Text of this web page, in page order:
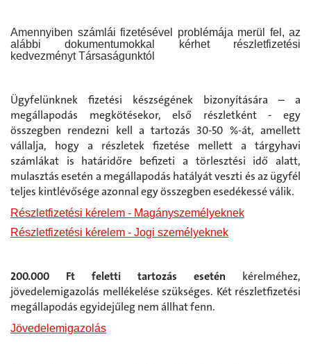
Amennyiben számlái fizetésével problémája merül fel, az
alábbi dokumentumokkal kérhet részletfizetési
kedvezményt Társaságunktól
Ügyfelünknek fizetési készségének bizonyítására – a
megállapodás megkötésekor, első részletként - egy
összegben rendezni kell a tartozás 30-50 %-át, amellett
vállalja, hogy a részletek fizetése mellett a tárgyhavi
számlákat is határidőre befizeti a törlesztési idő alatt,
mulasztás esetén a megállapodás hatályát veszti és az ügyfél
teljes kintlévősége azonnal egy összegben esedékessé válik.
Részletfizetési kérelem - Magányszemélyeknek
Részletfizetési kérelem - Jogi személyeknek
200.000 Ft feletti tartozás esetén kérelméhez,
jövedelemigazolás mellékelése szükséges. Két részletfizetési
megállapodás egyidejűleg nem állhat fenn.
Jövedelemigazolás